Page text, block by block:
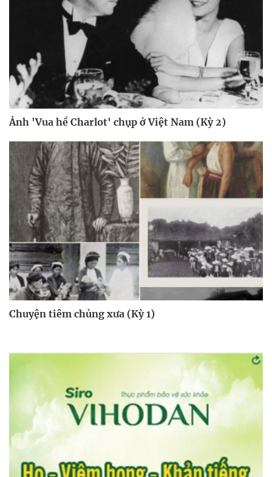
Ảnh 'Vua hề Charlot' chụp ở Việt Nam (Kỳ 2)
Chuyện tiêm chủng xưa (Kỳ 1)